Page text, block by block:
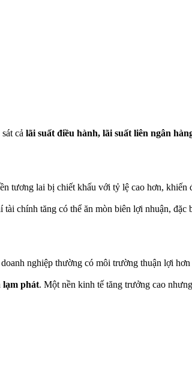
cả lãi suất điều hành, lãi suất liên ngân
tương lai bị chiết khấu với tỷ lệ cao hơn, khiến
chính tăng có thể ăn mòn biên lợi nhuận,
nghiệp thường có môi trường thuận lợi
lạm phát. Một nền kinh tế tăng trưởng cao